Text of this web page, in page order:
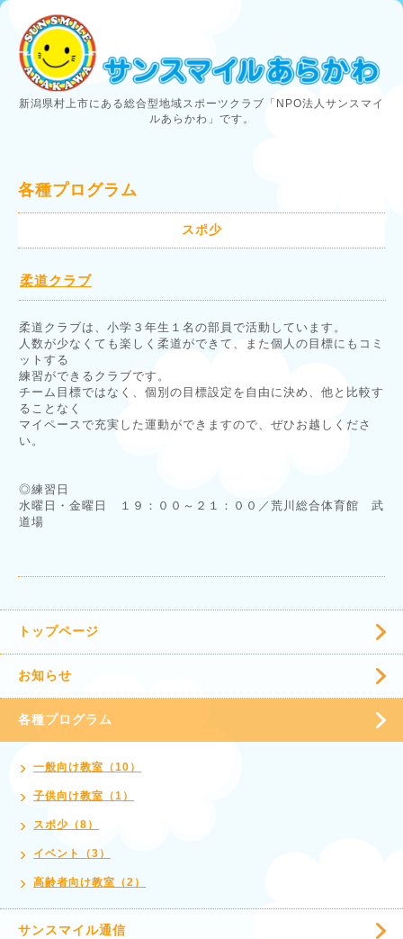
新潟県村上市にある総合型地域スポーツクラブ「NPO法人サンスマイ
ルあらかわ」です。
各種プログラム
スポ少
柔道クラブ
柔道クラブは、小学３年生１名の部員で活動しています。
人数が少なくても楽しく柔道ができて、また個人の目標にもコミ
ットする
練習ができるクラブです。
チーム目標ではなく、個別の目標設定を自由に決め、他と比較す
ることなく
マイペースで充実した運動ができますので、ぜひお越しくださ
い。
◎練習日
水曜日・金曜日 １９：００～２１：００／荒川総合体育館 武
道場
トップページ
お知らせ
各種プログラム
一般向け教室（10）
子供向け教室（1）
スポ少（8）
イベント（3）
高齢者向け教室（2）
サンスマイル通信